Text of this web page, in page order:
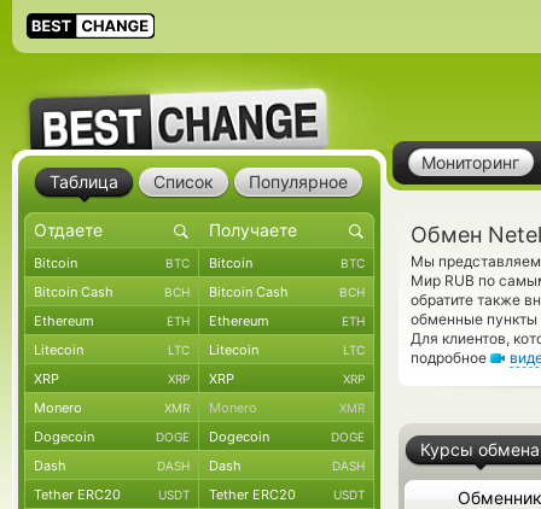
Мониторинг
Обмен
Мы
Мир RUB по
обратите также
обменные пункты
Для клиентов,
подробное
Курсы обмена
Обменник
Таблица Список Популярное
Bitcoin BTC Bitcoin BTC
Bitcoin Cash BCH Bitcoin Cash BCH
Ethereum ETH Ethereum ETH
Litecoin LTC Litecoin LTC
XRP XRP XRP XRP
Monero XMR Monero XMR
Dogecoin DOGE Dogecoin DOGE
Dash DASH Dash DASH
Tether ERC20 USDT Tether ERC20 USDT